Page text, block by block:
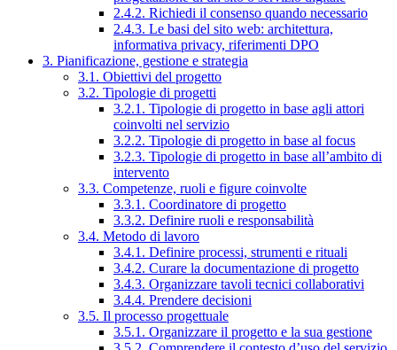
2.4.2. Richiedi il consenso quando necessario
2.4.3. Le basi del sito web: architettura,
informativa privacy, riferimenti DPO
3. Pianificazione, gestione e strategia
3.1. Obiettivi del progetto
3.2. Tipologie di progetti
3.2.1. Tipologie di progetto in base agli attori
coinvolti nel servizio
3.2.2. Tipologie di progetto in base al focus
3.2.3. Tipologie di progetto in base all’ambito di
intervento
3.3. Competenze, ruoli e figure coinvolte
3.3.1. Coordinatore di progetto
3.3.2. Definire ruoli e responsabilità
3.4. Metodo di lavoro
3.4.1. Definire processi, strumenti e rituali
3.4.2. Curare la documentazione di progetto
3.4.3. Organizzare tavoli tecnici collaborativi
3.4.4. Prendere decisioni
3.5. Il processo progettuale
3.5.1. Organizzare il progetto e la sua gestione